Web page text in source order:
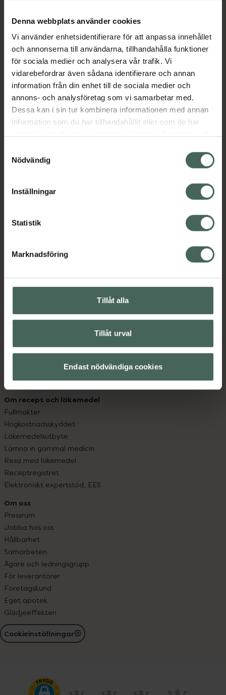
Denna webbplats använder cookies
Vi använder enhetsidentifierare för att anpassa innehållet
och annonserna till användarna, tillhandahålla funktioner
för sociala medier och analysera vår trafik. Vi
vidarebefordrar även sådana identifierare och annan
information från din enhet till de sociala medier och
annons- och analysföretag som vi samarbetar med.
Dessa kan i sin tur kombinera informationen med annan
information som du har tillhandahållit eller som de har
återkalla ditt samtycke via webbplatsens
cookieinställningar. Ett återkallat samtycke påverkar inte
lagligheten av behandling som skett innan återkallelsen.
Nödvändig
Inställningar
Statistik
Marknadsföring
Tillåt alla
Tillåt urval
Endast nödvändiga cookies
Aktuella erbjudanden
Beskrivning
Läs alltid bipacksedeln innan
användning.
EAN:07046260429086
Kronans Apotek finns här för dig. Du hittar oss från Skåne i
datorn. Oavsett vem du är så är det vårt uppdrag att
hjälpa just dig att må lite bättre. Välkommen att prata
Handla tryggt
Leverans, betalning och retur
Kundklubb
Sajtens tillgänglighet
Köpvillkor
Om recept och läkemedel
Fullmakter
Högkostnadsskyddet
Läkemedelsutbyte
Lämna in gammal medicin
Resa med läkemedel
Receptregistret
Elektroniskt expertstöd, EES
Om oss
Pressrum
Jobba hos oss
Hållbarhet
Samarbeten
Ägare och ledningsgrupp
För leverantörer
Företagskund
Eget apotek
Glädjeeffekten
Cookieinställningar